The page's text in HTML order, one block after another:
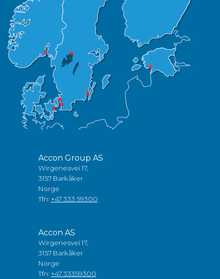
Accon Group AS
Wirgenesvei 17,
3157 Barkåker
Norge
Tfn: +47 333 59300
Accon AS
Wirgenesvei 17,
3157 Barkåker
Norge
Tfn: +47 33359300